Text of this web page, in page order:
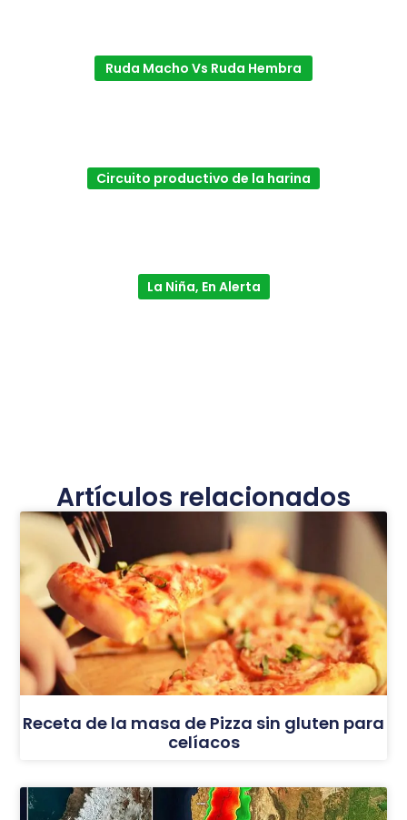
Ruda Macho Vs Ruda Hembra
Circuito productivo de la harina
La Niña, En Alerta
Artículos relacionados
Receta de la masa de Pizza sin gluten para
celíacos